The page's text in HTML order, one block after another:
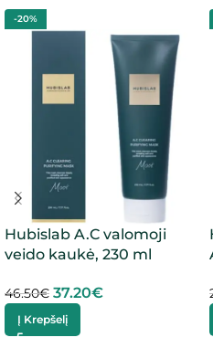
-20%
Hubislab A.C valomoji
veido kaukė, 230 ml
46.50€ 37.20€
Į Krepšelį